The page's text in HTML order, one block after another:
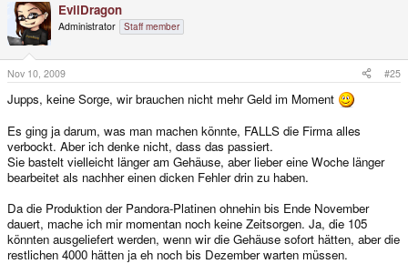
EvilDragon
Administrator Staff member
Nov 10, 2009 #25
Jupps, keine Sorge, wir brauchen nicht mehr Geld im Moment
Es ging ja darum, was man machen könnte, FALLS die Firma alles
verbockt. Aber ich denke nicht, dass das passiert.
Sie bastelt vielleicht länger am Gehäuse, aber lieber eine Woche länger
bearbeitet als nachher einen dicken Fehler drin zu haben.
Da die Produktion der Pandora-Platinen ohnehin bis Ende November
dauert, mache ich mir momentan noch keine Zeitsorgen. Ja, die 105
könnten ausgeliefert werden, wenn wir die Gehäuse sofort hätten, aber die
restlichen 4000 hätten ja eh noch bis Dezember warten müssen.